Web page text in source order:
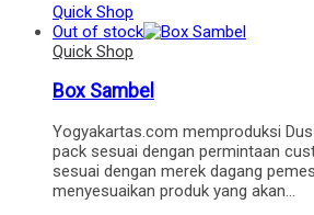
Quick Shop
Out of stock
Quick Shop
Box Sambel
Yogyakartas.com memproduksi
pack sesuai dengan permintaan
sesuai dengan merek dagang
menyesuaikan produk yang akan…